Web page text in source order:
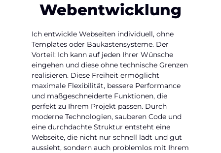
Webentwicklung
Ich entwickle Webseiten individuell, ohne
Templates oder Baukastensysteme. Der
Vorteil: Ich kann auf jeden Ihrer Wünsche
eingehen und diese ohne technische Grenzen
realisieren. Diese Freiheit ermöglicht
maximale Flexibilität, bessere Performance
und maßgeschneiderte Funktionen, die
perfekt zu Ihrem Projekt passen. Durch
moderne Technologien, sauberen Code und
eine durchdachte Struktur entsteht eine
Webseite, die nicht nur schnell lädt und gut
aussieht, sondern auch problemlos mit Ihrem